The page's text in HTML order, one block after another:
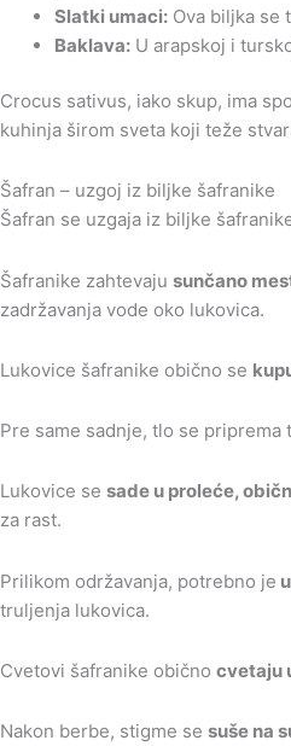
Slatki umaci: Ova biljka se
Baklava: U arapskoj i
Crocus sativus, iako skup, ima
kuhinja širom sveta koji teže
Šafran – uzgoj iz biljke šafranike
Šafran se uzgaja iz biljke
Šafranike zahtevaju sunčano
zadržavanja vode oko lukovica.
Lukovice šafranike obično se
Pre same sadnje, tlo se priprema
Lukovice se sade u proleće,
za rast.
Prilikom održavanja, potrebno je
truljenja lukovica.
Cvetovi šafranike obično cvetaju
Nakon berbe, stigme se suše na